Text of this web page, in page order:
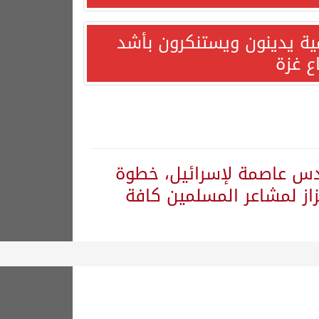
يدينون ويستنكرون بأشد
غزة
عاصمة لإسرائيل، خطوة
لمشاعر المسلمين كافة